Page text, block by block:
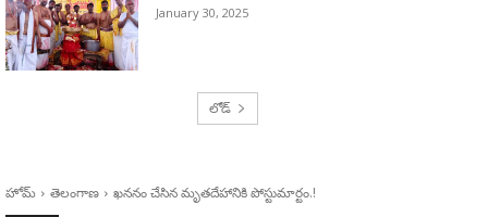
January 30, 2025
లోడ్